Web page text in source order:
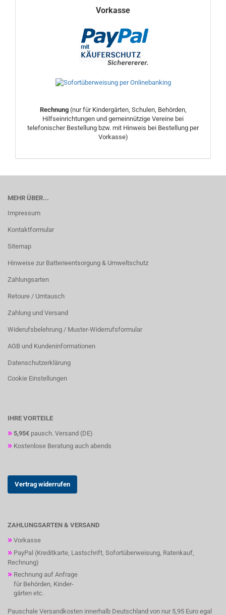
Vorkasse
Rechnung (nur für Kindergärten, Schulen, Behörden,
Hilfseinrichtungen und gemeinnützige Vereine bei
telefonischer Bestellung bzw. mit Hinweis bei Bestellung per
Vorkasse)
MEHR ÜBER...
Impressum
Kontaktformular
Sitemap
Hinweise zur Batterieentsorgung & Umweltschutz
Zahlungsarten
Retoure / Umtausch
Zahlung und Versand
Widerufsbelehrung / Muster-Widerrufsformular
AGB und Kundeninformationen
Datenschutzerklärung
Cookie Einstellungen
IHRE VORTEILE
» 5,95€ pausch. Versand (DE)
» Kostenlose Beratung auch abends
Vertrag widerrufen
ZAHLUNGSARTEN & VERSAND
» Vorkasse
» PayPal (Kreditkarte, Lastschrift, Sofortüberweisung, Ratenkauf,
Rechnung)
» Rechnung auf Anfrage
für Behörden, Kinder-
gärten etc.
Pauschale Versandkosten innerhalb Deutschland von nur 5,95 Euro egal